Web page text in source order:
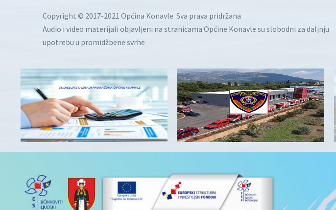
Copyright © 2017-2021 Općina Konavle. Sva prava pridržana
Audio i video materijali objavljeni na stranicama Općine Konavle su slobodni za daljnju
upotrebu u promidžbene svrhe